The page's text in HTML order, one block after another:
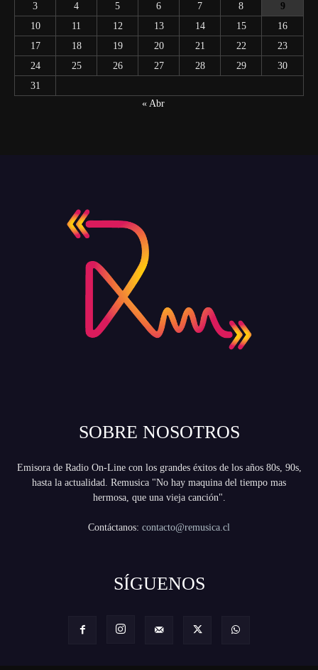
3
4 5 6 7 8
9
10
11 12 13 14 15
16
17
18 19 20 21 22
23
24
25 26 27 28 29
30
31
« Abr
SOBRE NOSOTROS
Emisora de Radio On-Line con los grandes éxitos de los años 80s, 90s,
hasta la actualidad. Remusica "No hay maquina del tiempo mas
hermosa, que una vieja canción".
Contáctanos: contacto@remusica.cl
SÍGUENOS